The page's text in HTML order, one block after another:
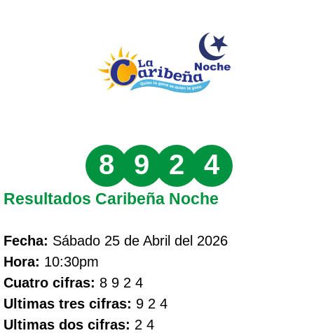
8 9 2 4
Resultados Caribeña Noche
Fecha: Sábado 25 de Abril del 2026
Hora: 10:30pm
Cuatro cifras: 8 9 2 4
Ultimas tres cifras: 9 2 4
Ultimas dos cifras: 2 4